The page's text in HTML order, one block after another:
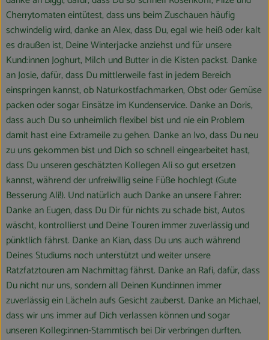
Cherrytomaten eintütest, dass uns beim Zuschauen häufig
schwindelig wird, danke an Alex, dass Du, egal wie heiß oder kalt
es draußen ist, Deine Winterjacke anziehst und für unsere
Kund:innen Joghurt, Milch und Butter in die Kisten packst. Danke
an Josie, dafür, dass Du mittlerweile fast in jedem Bereich
einspringen kannst, ob Naturkostfachmarken, Obst oder Gemüse
packen oder sogar Einsätze im Kundenservice. Danke an Doris,
dass auch Du so unheimlich flexibel bist und nie ein Problem
damit hast eine Extrameile zu gehen. Danke an Ivo, dass Du neu
zu uns gekommen bist und Dich so schnell eingearbeitet hast,
dass Du unseren geschätzten Kollegen Ali so gut ersetzen
kannst, während der unfreiwillig seine Füße hochlegt (Gute
Besserung Ali!). Und natürlich auch Danke an unsere Fahrer:
Danke an Eugen, dass Du Dir für nichts zu schade bist, Autos
wäscht, kontrollierst und Deine Touren immer zuverlässig und
pünktlich fährst. Danke an Kian, dass Du uns auch während
Deines Studiums noch unterstützt und weiter unsere
Ratzfatztouren am Nachmittag fährst. Danke an Rafi, dafür, dass
Du nicht nur uns, sondern all Deinen Kund:innen immer
zuverlässig ein Lächeln aufs Gesicht zauberst. Danke an Michael,
dass wir uns immer auf Dich verlassen können und sogar
unseren Kolleg:innen-Stammtisch bei Dir verbringen durften.